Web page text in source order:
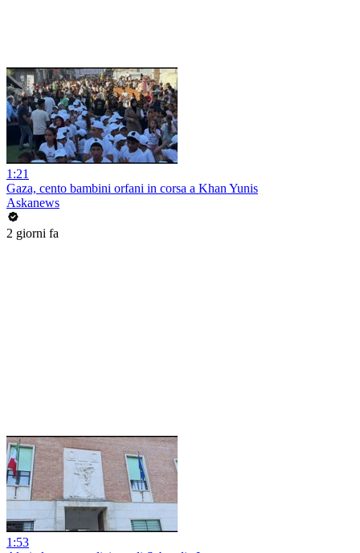
1:21
Gaza, cento bambini orfani in corsa a Khan Yunis
Askanews
2 giorni fa
1:53